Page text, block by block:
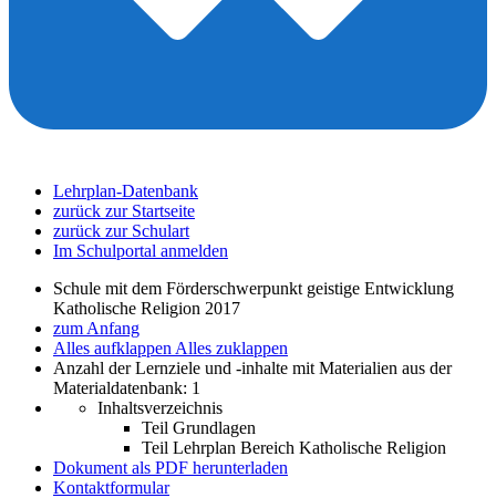
Lehrplan-Datenbank
zurück zur Startseite
zurück zur Schulart
Im Schulportal anmelden
Schule mit dem Förderschwerpunkt geistige Entwicklung
Katholische Religion 2017
zum Anfang
Alles aufklappen Alles zuklappen
Anzahl der Lernziele und -inhalte mit Materialien aus der
Materialdatenbank: 1
Inhaltsverzeichnis
Teil Grundlagen
Teil Lehrplan Bereich Katholische Religion
Dokument als PDF herunterladen
Kontaktformular